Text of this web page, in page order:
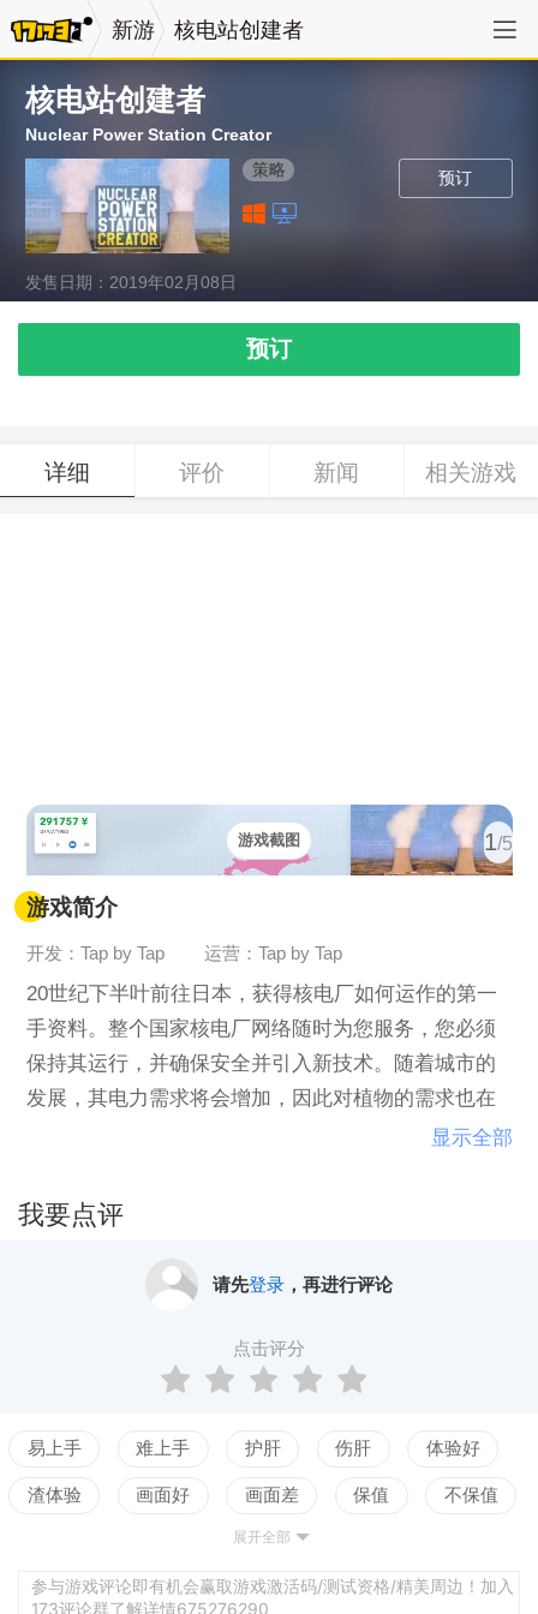
新游 核电站创建者
核电站创建者
Nuclear Power Station Creator
预订
策略
发售日期：2019年02月08日
预订
详细 评价 新闻 相关游戏
1/5
游戏截图
游戏简介
开发：Tap by Tap 运营：Tap by Tap
20世纪下半叶前往日本，获得核电厂如何运作的第一
手资料。整个国家核电厂网络随时为您服务，您必须
保持其运行，并确保安全并引入新技术。随着城市的
发展，其电力需求将会增加，因此对植物的需求也在
功地坚持到21世纪初，不破产或让公众对该行业的信
显示全部
我要点评
请先登录，再进行评论
点击评分
易上手 难上手 护肝 伤肝 体验好
渣体验 画面好 画面差 保值 不保值
测试
展开全部
参与游戏评论即有机会赢取游戏激活码/测试资格/精美周边！加入
173评论群了解详情675276290